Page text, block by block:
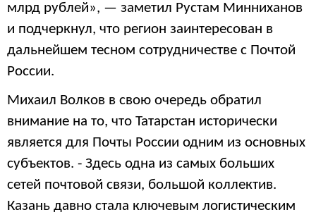
млрд рублей», — заметил Рустам Минниханов
и подчеркнул, что регион заинтересован в
дальнейшем тесном сотрудничестве с Почтой
России.
Михаил Волков в свою очередь обратил
внимание на то, что Татарстан исторически
является для Почты России одним из основных
субъектов. - Здесь одна из самых больших
сетей почтовой связи, большой коллектив.
Казань давно стала ключевым логистическим